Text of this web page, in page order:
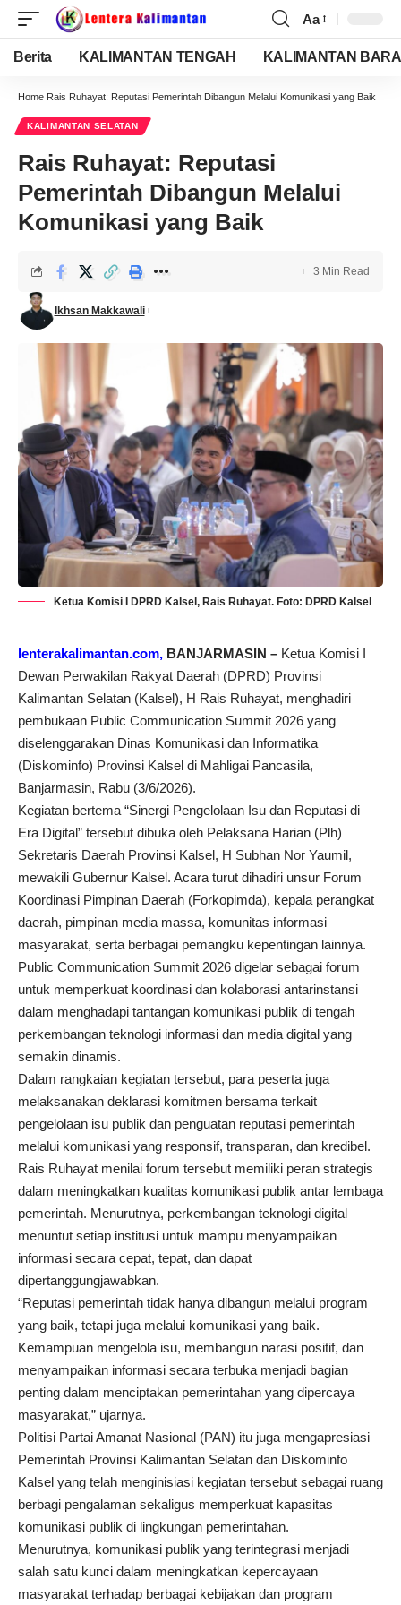
Aa
Berita KALIMANTAN TENGAH KALIMANTAN
Home Rais Ruhayat: Reputasi Pemerintah Dibangun Melalui Komunikasi yang Baik
KALIMANTAN SELATAN
Rais Ruhayat: Reputasi
Pemerintah Dibangun Melalui
Komunikasi yang Baik
Ikhsan Makkawali
3 Min Read
Ketua Komisi I DPRD Kalsel, Rais Ruhayat. Foto: DPRD Kalsel
lenterakalimantan.com, BANJARMASIN – Ketua Komisi I
Dewan Perwakilan Rakyat Daerah (DPRD) Provinsi
Kalimantan Selatan (Kalsel), H Rais Ruhayat, menghadiri
pembukaan Public Communication Summit 2026 yang
diselenggarakan Dinas Komunikasi dan Informatika
(Diskominfo) Provinsi Kalsel di Mahligai Pancasila,
Banjarmasin, Rabu (3/6/2026).
Kegiatan bertema “Sinergi Pengelolaan Isu dan Reputasi di
Era Digital” tersebut dibuka oleh Pelaksana Harian (Plh)
Sekretaris Daerah Provinsi Kalsel, H Subhan Nor Yaumil,
mewakili Gubernur Kalsel. Acara turut dihadiri unsur Forum
Koordinasi Pimpinan Daerah (Forkopimda), kepala perangkat
daerah, pimpinan media massa, komunitas informasi
masyarakat, serta berbagai pemangku kepentingan lainnya.
Public Communication Summit 2026 digelar sebagai forum
untuk memperkuat koordinasi dan kolaborasi antarinstansi
dalam menghadapi tantangan komunikasi publik di tengah
perkembangan teknologi informasi dan media digital yang
semakin dinamis.
Dalam rangkaian kegiatan tersebut, para peserta juga
melaksanakan deklarasi komitmen bersama terkait
pengelolaan isu publik dan penguatan reputasi pemerintah
melalui komunikasi yang responsif, transparan, dan kredibel.
Rais Ruhayat menilai forum tersebut memiliki peran strategis
dalam meningkatkan kualitas komunikasi publik antar lembaga
pemerintah. Menurutnya, perkembangan teknologi digital
menuntut setiap institusi untuk mampu menyampaikan
informasi secara cepat, tepat, dan dapat
dipertanggungjawabkan.
“Reputasi pemerintah tidak hanya dibangun melalui program
yang baik, tetapi juga melalui komunikasi yang baik.
Kemampuan mengelola isu, membangun narasi positif, dan
menyampaikan informasi secara terbuka menjadi bagian
penting dalam menciptakan pemerintahan yang dipercaya
masyarakat,” ujarnya.
Politisi Partai Amanat Nasional (PAN) itu juga mengapresiasi
Pemerintah Provinsi Kalimantan Selatan dan Diskominfo
Kalsel yang telah menginisiasi kegiatan tersebut sebagai ruang
berbagi pengalaman sekaligus memperkuat kapasitas
komunikasi publik di lingkungan pemerintahan.
Menurutnya, komunikasi publik yang terintegrasi menjadi
salah satu kunci dalam meningkatkan kepercayaan
masyarakat terhadap berbagai kebijakan dan program